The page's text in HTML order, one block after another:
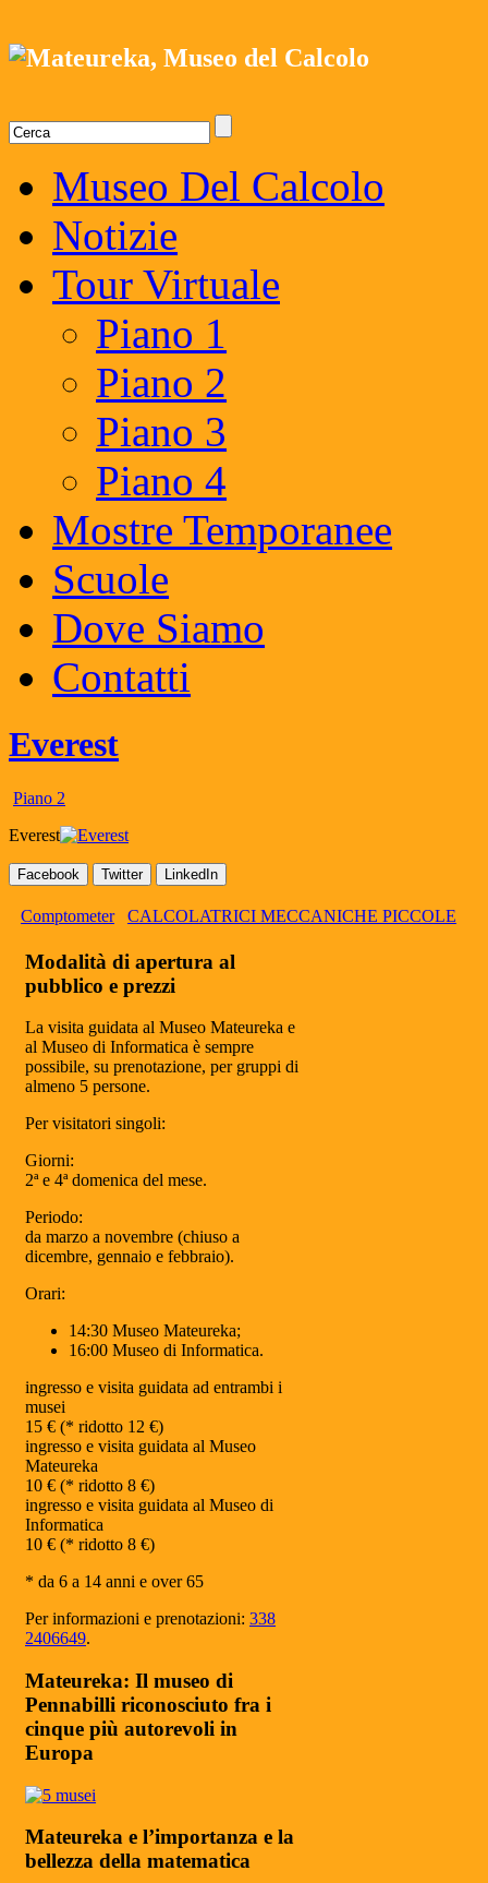
Museo Del Calcolo
Notizie
Tour Virtuale
Piano 1
Piano 2
Piano 3
Piano 4
Mostre Temporanee
Scuole
Dove Siamo
Contatti
Everest
Piano 2
Everest
Facebook Twitter LinkedIn
Comptometer CALCOLATRICI MECCANICHE PICCOLE
Modalità di apertura al
pubblico e prezzi
La visita guidata al Museo Mateureka e
al Museo di Informatica è sempre
possibile, su prenotazione, per gruppi di
almeno 5 persone.
Per visitatori singoli:
Giorni:
2ª e 4ª domenica del mese.
Periodo:
da marzo a novembre (chiuso a
dicembre, gennaio e febbraio).
Orari:
14:30 Museo Mateureka;
16:00 Museo di Informatica.
ingresso e visita guidata ad entrambi i
musei
15 € (* ridotto 12 €)
ingresso e visita guidata al Museo
Mateureka
10 € (* ridotto 8 €)
ingresso e visita guidata al Museo di
Informatica
10 € (* ridotto 8 €)
* da 6 a 14 anni e over 65
Per informazioni e prenotazioni: 338
2406649.
Mateureka: Il museo di
Pennabilli riconosciuto fra i
cinque più autorevoli in
Europa
Mateureka e l’importanza e la
bellezza della matematica